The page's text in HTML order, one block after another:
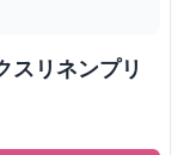
リネンプリ